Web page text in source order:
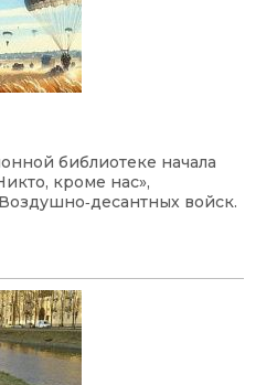
библиотеке начала
кроме нас»,
войск.